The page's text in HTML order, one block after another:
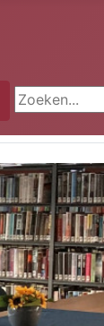
Zoeken...